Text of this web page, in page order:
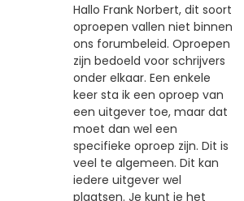
Hallo Frank Norbert, dit soort
oproepen vallen niet binnen
ons forumbeleid. Oproepen
zijn bedoeld voor schrijvers
onder elkaar. Een enkele
keer sta ik een oproep van
een uitgever toe, maar dat
moet dan wel een
specifieke oproep zijn. Dit is
veel te algemeen. Dit kan
iedere uitgever wel
plaatsen. Je kunt je het